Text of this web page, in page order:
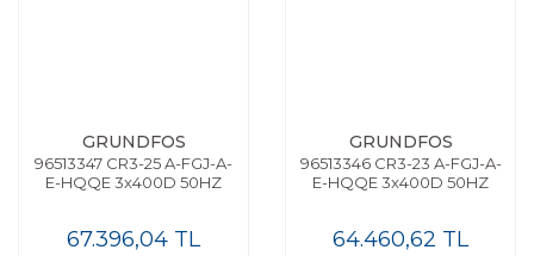
GRUNDFOS
96513347 CR3-25 A-FGJ-A-
E-HQQE 3x400D 50HZ
67.396,04 TL
GRUNDFOS
96513346 CR3-23 A-FGJ-A-
E-HQQE 3x400D 50HZ
64.460,62 TL